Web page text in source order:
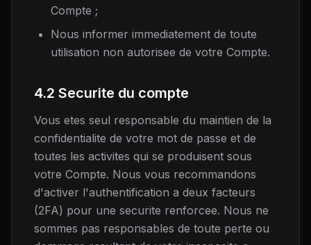
Compte ;
Nous informer immediatement de toute
utilisation non autorisee de votre Compte.
4.2 Securite du compte
Vous etes seul responsable du maintien de la
confidentialite de votre mot de passe et de
toutes les activites qui se produisent sous
votre Compte. Nous vous recommandons
d'activer l'authentification a deux facteurs
(2FA) pour une securite renforcee. Nous ne
sommes pas responsables de toute perte ou